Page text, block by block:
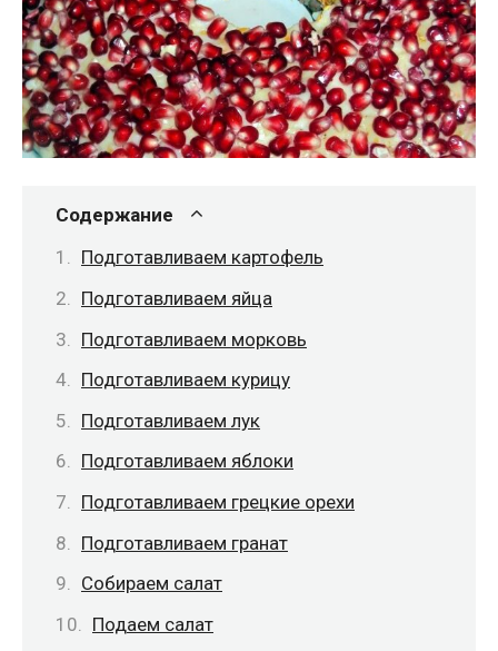
Содержание
Подготавливаем картофель
Подготавливаем яйца
Подготавливаем морковь
Подготавливаем курицу
Подготавливаем лук
Подготавливаем яблоки
Подготавливаем грецкие орехи
Подготавливаем гранат
Собираем салат
Подаем салат